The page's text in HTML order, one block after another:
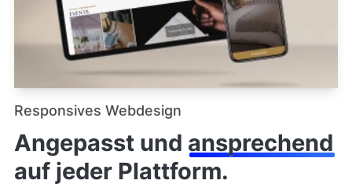
Responsives Webdesign
Angepasst und ansprechend
auf jeder Plattform.